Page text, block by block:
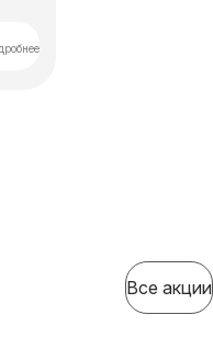
Все акции